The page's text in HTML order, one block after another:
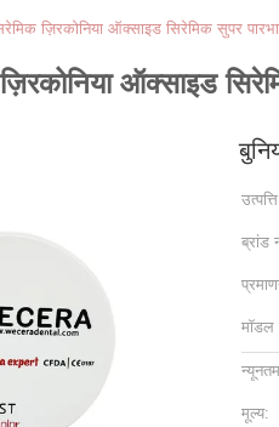
ज़िरकोनिया ऑक्साइड सिरेमिक सुपर
ऑक्साइड
ब्रांड
मॉडल
मूल्य: